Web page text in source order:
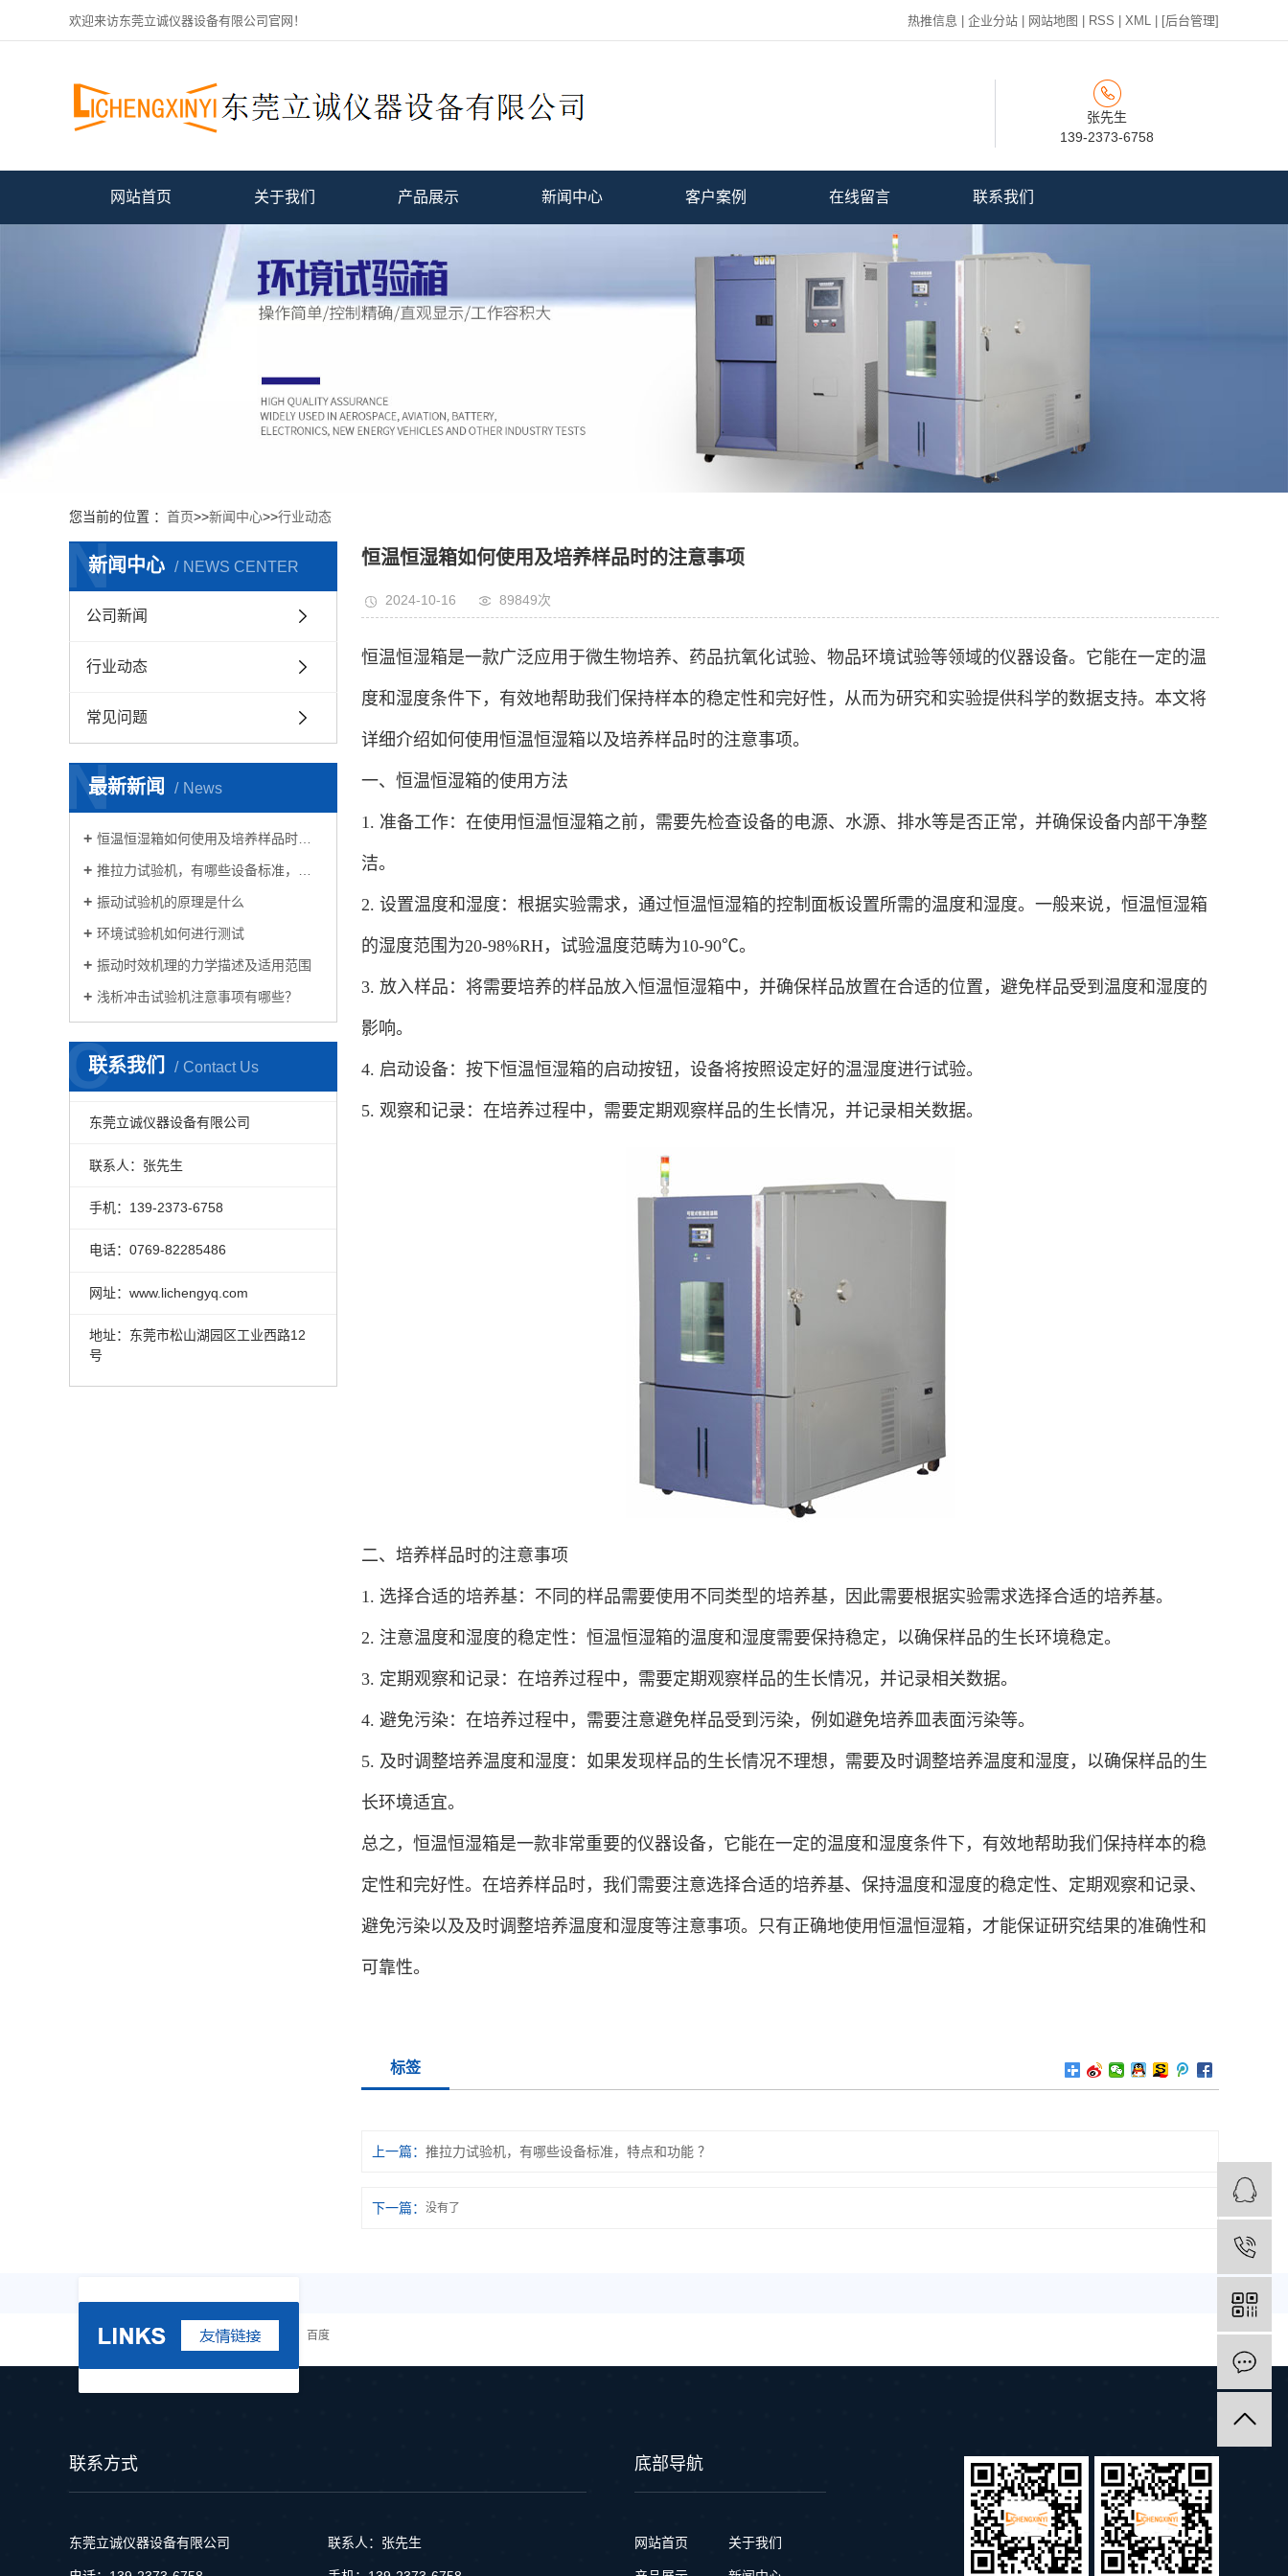
欢迎来访东莞立诚仪器设备有限公司官网！ 热推信息 企业分站 网站地图 RSS XML [后台管理]
张先生
139-2373-6758
网站首页 关于我们 产品展示 新闻中心 客户案例 在线留言 联系我们
您当前的位置 ： 首页>>新闻中心>>行业动态
新闻中心 NEWS CENTER
N
公司新闻
行业动态
常见问题
最新新闻 News
N
恒温恒湿箱如何使用及培养样品时的注意事项
推拉力试验机，有哪些设备标准，特点和功能 ？
振动试验机的原理是什么
环境试验机如何进行测试
振动时效机理的力学描述及适用范围
浅析冲击试验机注意事项有哪些？
联系我们 Contact Us
C
东莞立诚仪器设备有限公司
联系人：张先生
手机：139-2373-6758
电话：0769-82285486
网址：www.lichengyq.com
地址：东莞市松山湖园区工业西路12
号
恒温恒湿箱如何使用及培养样品时的注意事项
2024-10-16 89849次
恒温恒湿箱是一款广泛应用于微生物培养、药品抗氧化试验、物品环境试验等领域的仪器设备。它能在一定的温
度和湿度条件下，有效地帮助我们保持样本的稳定性和完好性，从而为研究和实验提供科学的数据支持。本文将
详细介绍如何使用恒温恒湿箱以及培养样品时的注意事项。
一、恒温恒湿箱的使用方法
1. 准备工作：在使用恒温恒湿箱之前，需要先检查设备的电源、水源、排水等是否正常，并确保设备内部干净整
洁。
2. 设置温度和湿度：根据实验需求，通过恒温恒湿箱的控制面板设置所需的温度和湿度。一般来说，恒温恒湿箱
的湿度范围为20-98%RH，试验温度范畴为10-90℃。
3. 放入样品：将需要培养的样品放入恒温恒湿箱中，并确保样品放置在合适的位置，避免样品受到温度和湿度的
影响。
4. 启动设备：按下恒温恒湿箱的启动按钮，设备将按照设定好的温湿度进行试验。
5. 观察和记录：在培养过程中，需要定期观察样品的生长情况，并记录相关数据。
二、培养样品时的注意事项
1. 选择合适的培养基：不同的样品需要使用不同类型的培养基，因此需要根据实验需求选择合适的培养基。
2. 注意温度和湿度的稳定性：恒温恒湿箱的温度和湿度需要保持稳定，以确保样品的生长环境稳定。
3. 定期观察和记录：在培养过程中，需要定期观察样品的生长情况，并记录相关数据。
4. 避免污染：在培养过程中，需要注意避免样品受到污染，例如避免培养皿表面污染等。
5. 及时调整培养温度和湿度：如果发现样品的生长情况不理想，需要及时调整培养温度和湿度，以确保样品的生
长环境适宜。
总之，恒温恒湿箱是一款非常重要的仪器设备，它能在一定的温度和湿度条件下，有效地帮助我们保持样本的稳
定性和完好性。在培养样品时，我们需要注意选择合适的培养基、保持温度和湿度的稳定性、定期观察和记录、
避免污染以及及时调整培养温度和湿度等注意事项。只有正确地使用恒温恒湿箱，才能保证研究结果的准确性和
可靠性。
标签
上一篇 推拉力试验机，有哪些设备标准，特点和功能 ？
下一篇 没有了
百度
联系方式
东莞立诚仪器设备有限公司 联系人：张先生
底部导航
网站首页 关于我们